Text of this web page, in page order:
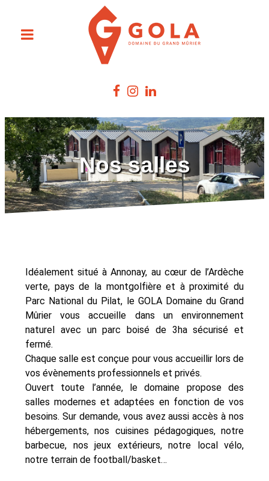
Nos salles
Idéalement situé à Annonay, au cœur de l’Ardèche
verte, pays de la montgolfière et à proximité du
Parc National du Pilat, le GOLA Domaine du Grand
Mûrier vous accueille dans un environnement
naturel avec un parc boisé de 3ha sécurisé et
fermé.
Chaque salle est conçue pour vous accueillir lors de
vos évènements professionnels et privés.
Ouvert toute l’année, le domaine propose des
salles modernes et adaptées en fonction de vos
besoins. Sur demande, vous avez aussi accès à nos
hébergements, nos cuisines pédagogiques, notre
barbecue, nos jeux extérieurs, notre local vélo,
notre terrain de football/basket…